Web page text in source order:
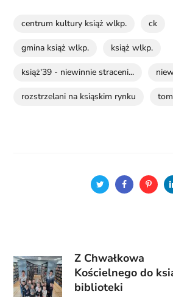
centrum kultury książ wlkp. ck
gmina książ wlkp. książ wlkp.
książ'39 - niewinnie straceni...
rozstrzelani na ksiąskim rynku
Z Chwałkowa
Kościelnego do
biblioteki